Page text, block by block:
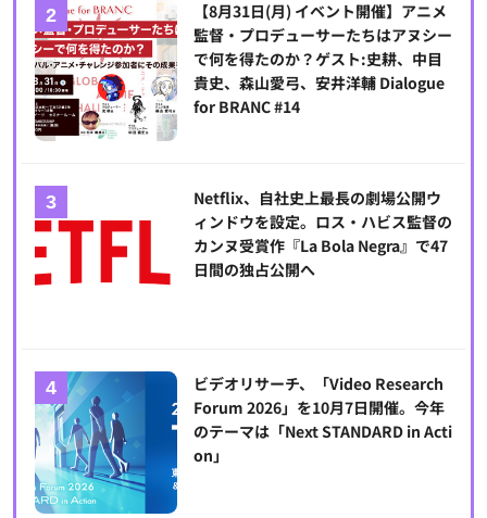
【8月31日(月) イベント開催】アニメ
監督・プロデューサーたちはアヌシー
で何を得たのか？ゲスト:史耕、中目
貴史、森山愛弓、安井洋輔 Dialogue
for BRANC #14
Netflix、自社史上最長の劇場公開ウ
ィンドウを設定。ロス・ハビス監督の
カンヌ受賞作『La Bola Negra』で47
日間の独占公開へ
ビデオリサーチ、「Video Research
Forum 2026」を10月7日開催。今年
のテーマは「Next STANDARD in Acti
on」